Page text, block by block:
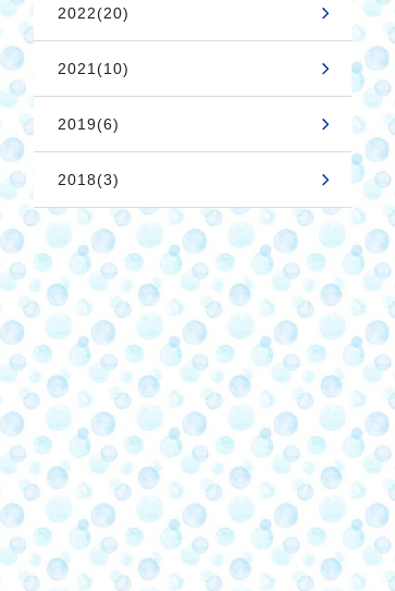
2022(20)
2021(10)
2019(6)
2018(3)